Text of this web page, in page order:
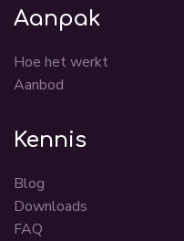
Aanpak
Hoe het werkt
Aanbod
Kennis
Blog
Downloads
FAQ